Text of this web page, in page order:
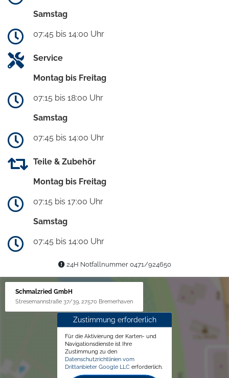
Samstag
07:45 bis 14:00 Uhr
Service
Montag bis Freitag
07:15 bis 18:00 Uhr
Samstag
07:45 bis 14:00 Uhr
Teile & Zubehör
Montag bis Freitag
07:15 bis 17:00 Uhr
Samstag
07:45 bis 14:00 Uhr
24H Notfallnummer 0471/924650
Schmalzried GmbH
Stresemannstraße 37/39, 27570 Bremerhaven
Zustimmung erforderlich
Für die Aktivierung der Karten- und
Navigationsdienste ist Ihre
Zustimmung zu den
Datenschutzrichtlinien vom
Drittanbieter Google LLC erforderlich.